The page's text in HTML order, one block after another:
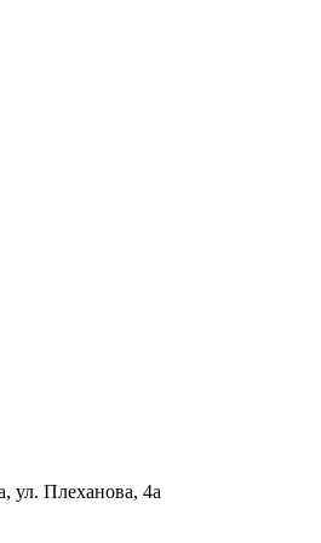
ул. Плеханова, 4а